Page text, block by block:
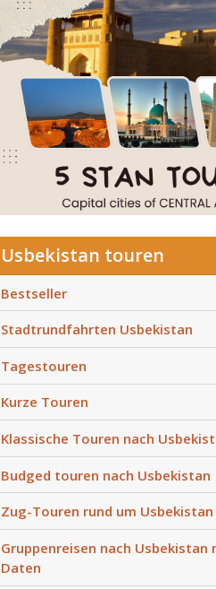
Usbekistan touren
Bestseller
Stadtrundfahrten Usbekistan
Tagestouren
Kurze Touren
Klassische Touren nach
Budged touren nach Usbekistan
Zug-Touren rund um Usbekistan
Gruppenreisen nach
Daten